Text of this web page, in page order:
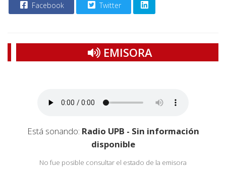
Facebook Twitter
EMISORA
Está sonando: Radio UPB - Sin información
disponible
No fue posible consultar el estado de la emisora